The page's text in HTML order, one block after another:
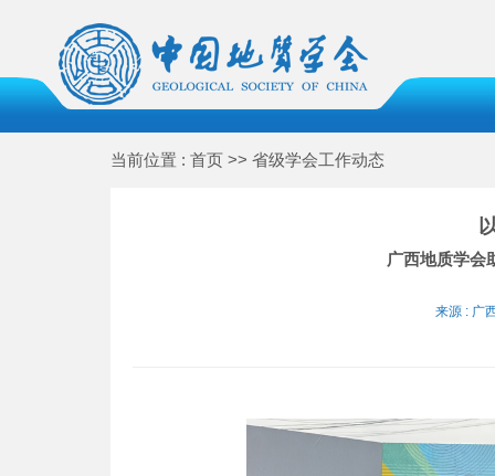
当前位置 : 首页 >> 省级学会工作动态
广西地质学会
来源 : 广